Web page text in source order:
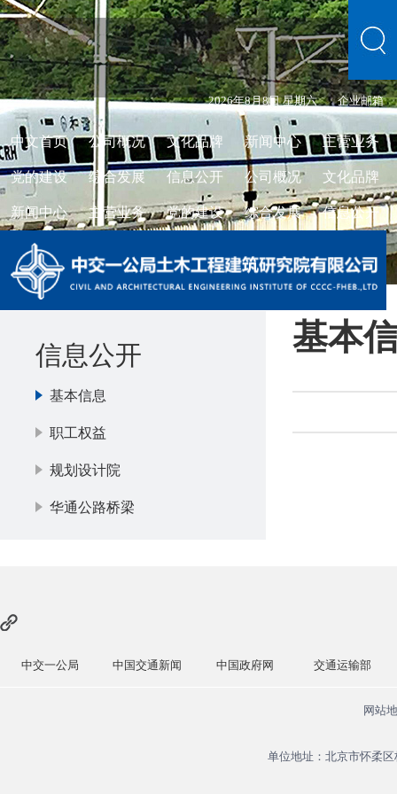
2026年8月8日 星期六 企业邮箱
中文首页 公司概况 文化品牌 新闻中心 主营业务
党的建设 综合发展 信息公开 公司概况 文化品牌
新闻中心 主营业务 党的建设 综合发展 信息公开
信息公开
基本信息
职工权益
规划设计院
华通公路桥梁
基本
中交一公局 中国交通新闻 中国政府网 交通运输部
网站
单位地址：北京市怀柔区